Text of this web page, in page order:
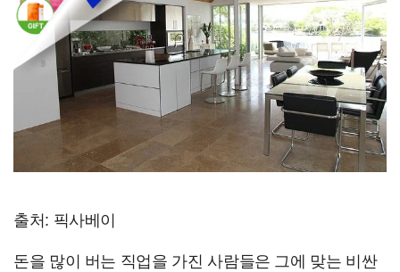
출처: 픽사베이
돈을 많이 버는 직업을 가진 사람들은 그에 맞는 비싼